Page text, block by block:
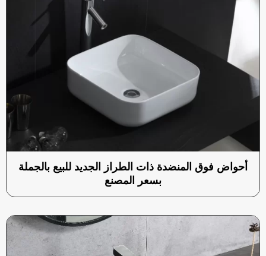
أحواض فوق المنضدة ذات الطراز الجديد للبيع بالجملة
بسعر المصنع